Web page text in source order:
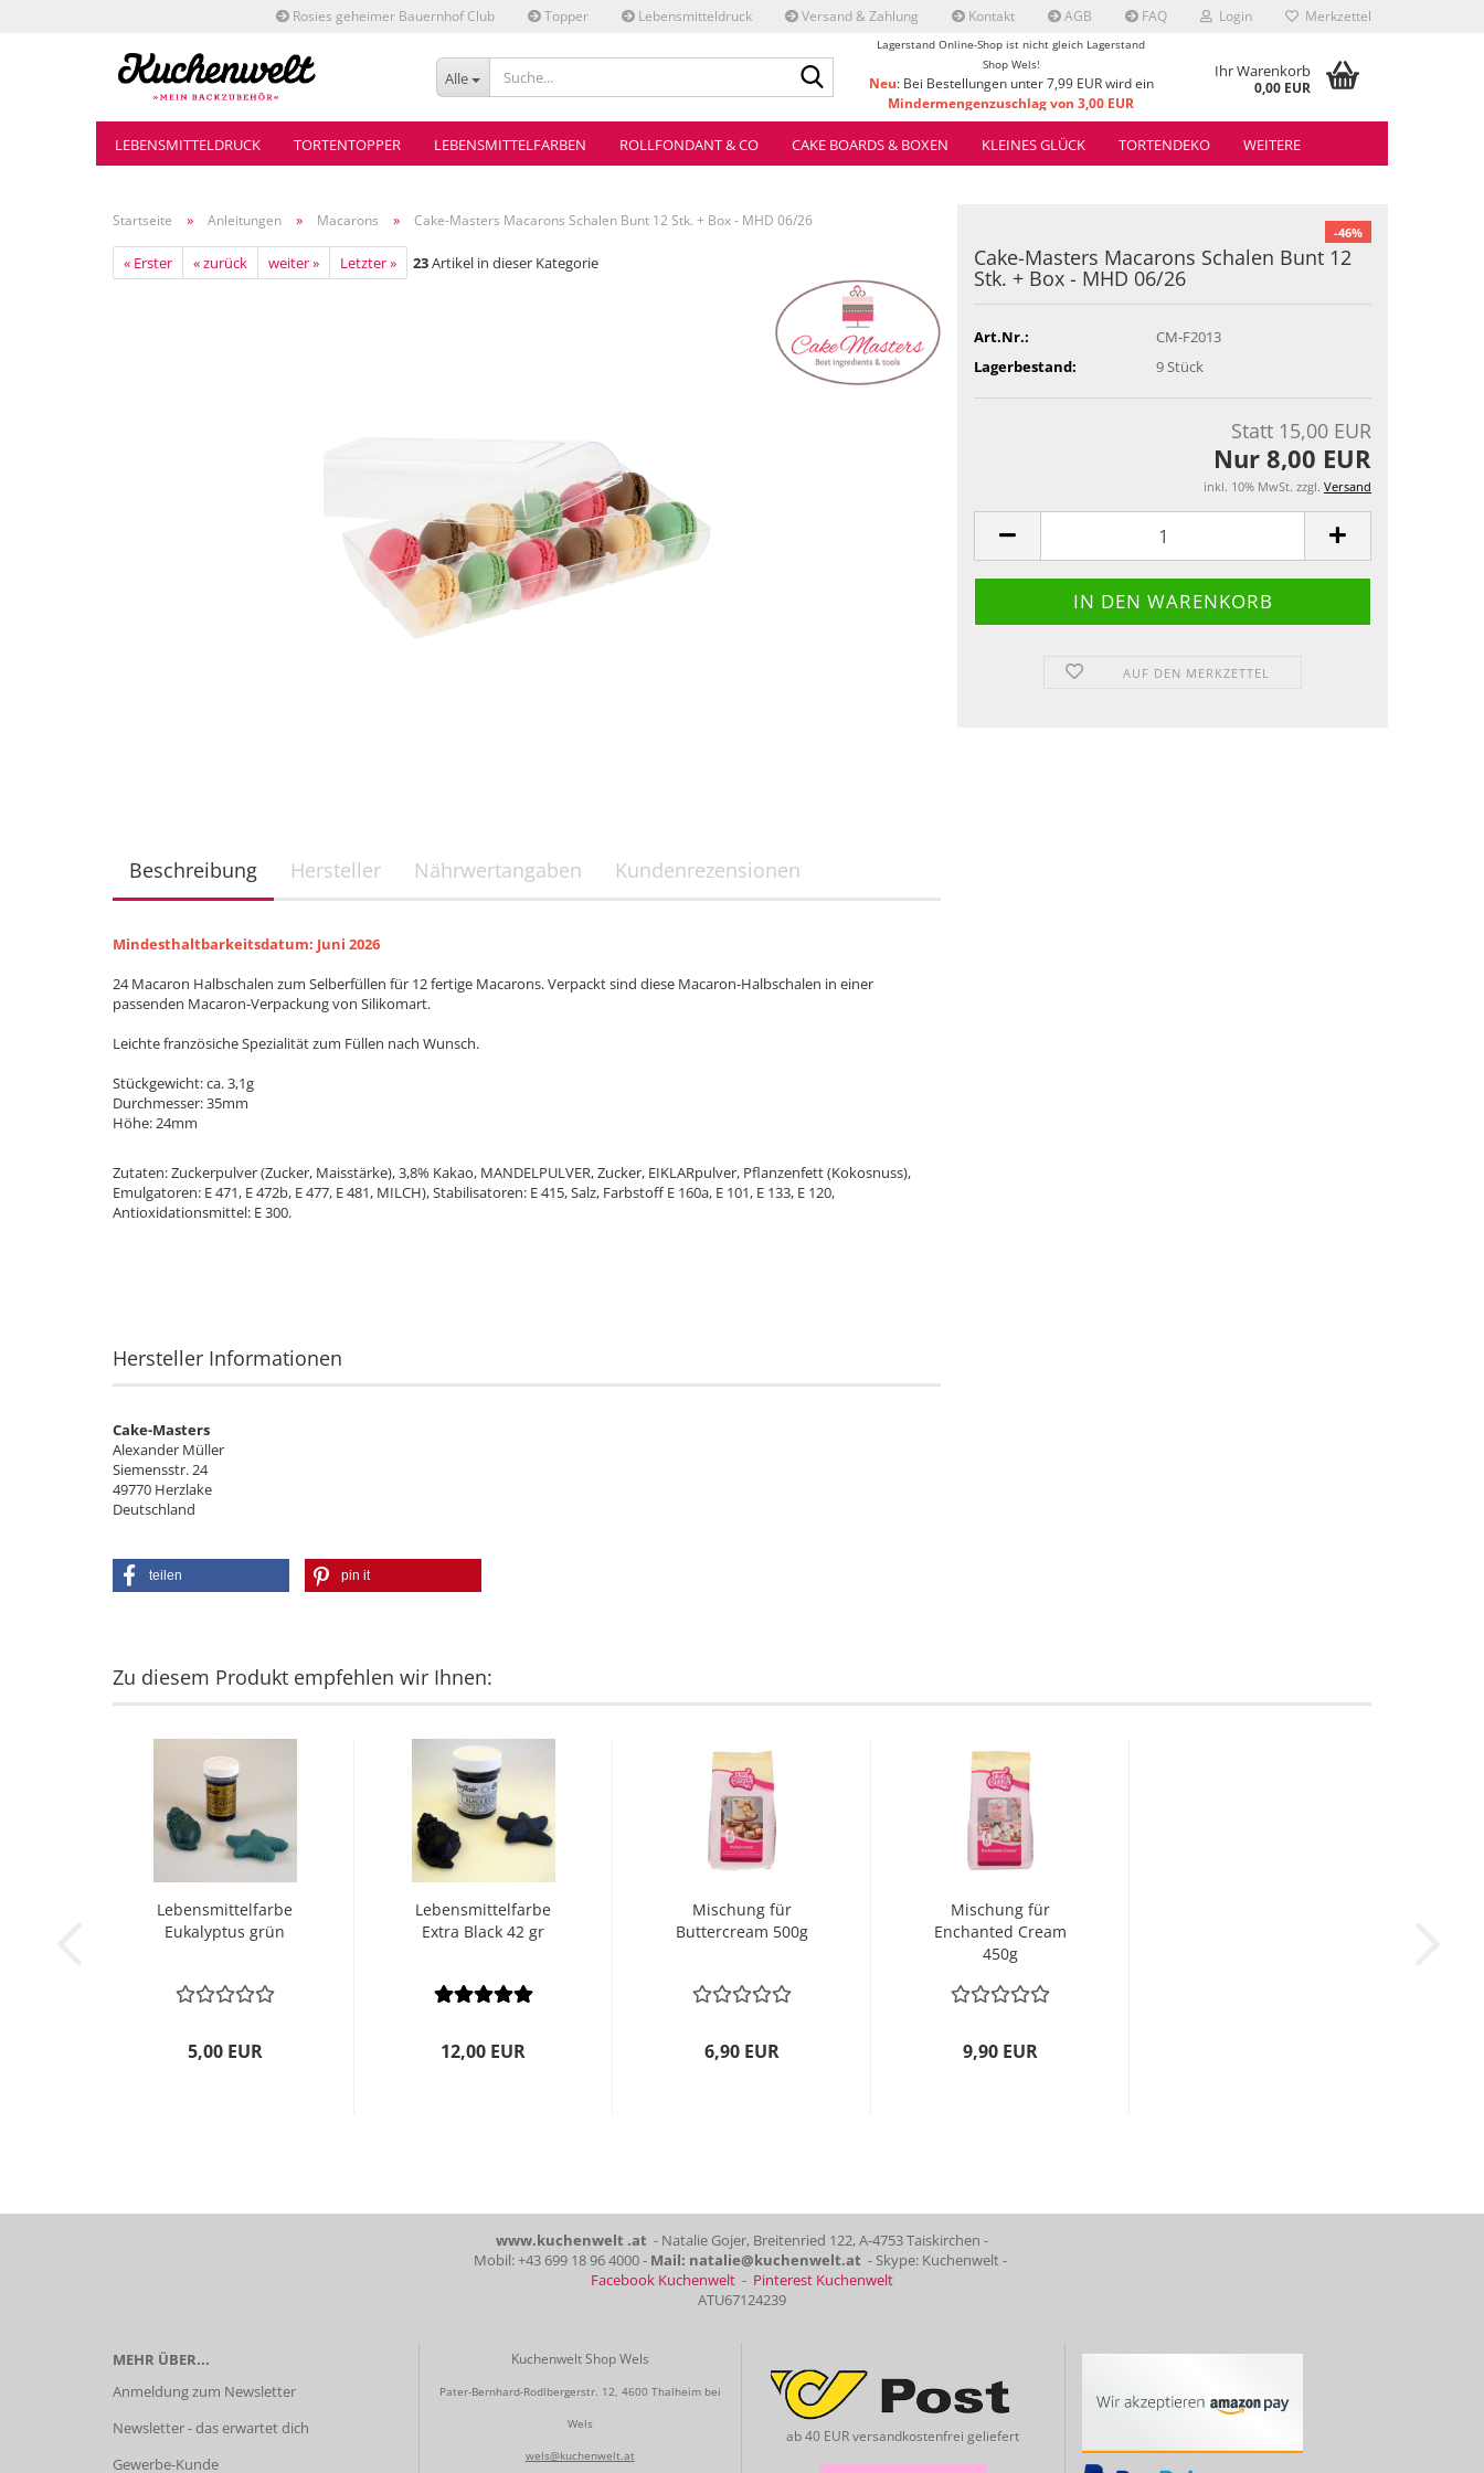
Rosies geheimer Bauernhof Club Topper Lebensmitteldruck Versand & Zahlung Kontakt AGB FAQ Login Merkzettel
Alle
Lagerstand Online-Shop ist nicht gleich Lagerstand
Shop Wels!
Neu: Bei Bestellungen unter 7,99 EUR wird ein
Mindermengenzuschlag von 3,00 EUR
verrechnet.
Ihr Warenkorb
0,00 EUR
LEBENSMITTELDRUCK TORTENTOPPER LEBENSMITTELFARBEN ROLLFONDANT & CO CAKE BOARDS & BOXEN KLEINES GLÜCK TORTENDEKO WEITERE
Startseite » Anleitungen » Macarons » Cake-Masters Macarons Schalen Bunt 12 Stk. + Box - MHD 06/26
« Erster « zurück weiter » Letzter » 23Artikel in dieser Kategorie
-46%
Cake-Masters Macarons Schalen Bunt 12
Stk. + Box - MHD 06/26
Art.Nr.:
CM-F2013
Lagerbestand:
9 Stück
Statt 15,00 EUR
Nur 8,00 EUR
inkl. 10% MwSt. zzgl. Versand
AUF DEN MERKZETTEL
Beschreibung Hersteller Nährwertangaben Kundenrezensionen
Mindesthaltbarkeitsdatum: Juni 2026
24 Macaron Halbschalen zum Selberfüllen für 12 fertige Macarons. Verpackt sind diese Macaron-Halbschalen in einer
passenden Macaron-Verpackung von Silikomart.
Leichte französiche Spezialität zum Füllen nach Wunsch.
Stückgewicht: ca. 3,1g
Durchmesser: 35mm
Höhe: 24mm
Zutaten:Zuckerpulver (Zucker, Maisstärke), 3,8% Kakao, MANDELPULVER, Zucker, EIKLARpulver, Pflanzenfett (Kokosnuss),
Emulgatoren: E 471, E 472b, E 477, E 481, MILCH), Stabilisatoren: E 415, Salz, Farbstoff E 160a, E 101, E 133, E 120,
Antioxidationsmittel: E 300.
Hersteller Informationen
Cake-Masters
Alexander Müller
Siemensstr. 24
49770 Herzlake
Deutschland
teilen pin it
Zu diesem Produkt empfehlen wir Ihnen:
Lebensmittelfarbe
Eukalyptus grün
5,00 EUR
Lebensmittelfarbe
Extra Black 42 gr
12,00 EUR
Mischung für
Buttercream 500g
6,90 EUR
Mischung für
Enchanted Cream
450g
9,90 EUR
www.kuchenwelt .at - Natalie Gojer, Breitenried 122, A-4753 Taiskirchen -
Mobil: +43 699 18 96 4000 - Mail: natalie@kuchenwelt.at - Skype: Kuchenwelt -
Facebook Kuchenwelt - Pinterest Kuchenwelt
ATU67124239
MEHR ÜBER...
Anmeldung zum Newsletter
Newsletter - das erwartet dich
Gewerbe-Kunde
Kuchenwelt Shop Wels
Pater-Bernhard-Rodlbergerstr. 12, 4600 Thalheim bei
Wels
wels@kuchenwelt.at
ab 40 EUR versandkostenfrei geliefert